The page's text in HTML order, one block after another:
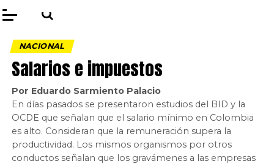
NACIONAL
Salarios e impuestos
Por Eduardo Sarmiento Palacio
En días pasados se presentaron estudios del BID y la
OCDE que señalan que el salario mínimo en Colombia
es alto. Consideran que la remuneración supera la
productividad. Los mismos organismos por otros
conductos señalan que los gravámenes a las empresas